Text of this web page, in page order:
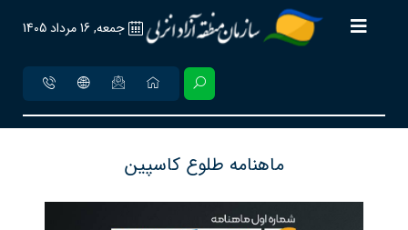
جمعه, 16 مرداد 1405
ماهنامه طلوع کاسپین